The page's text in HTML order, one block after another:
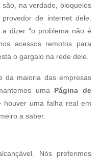
são, na verdade, bloqueios
de internet dele.
dizer “o problema não é
acessos remotos para
o gargalo na rede dele.
da maioria das empresas
uma Página de
houver uma falha real em
a saber.
Nós preferimos